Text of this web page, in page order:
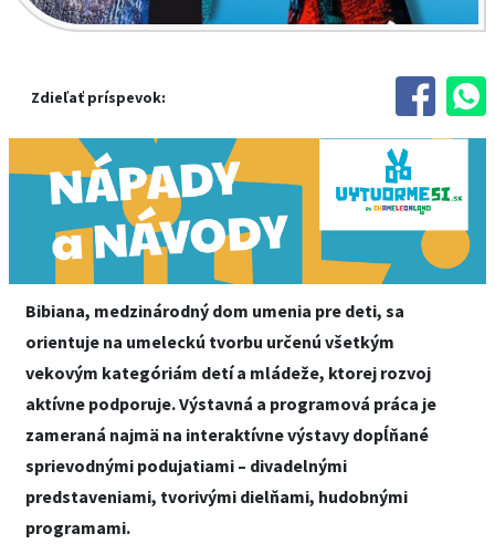
Zdieľať príspevok:
Bibiana, medzinárodný dom umenia pre deti, sa
orientuje na umeleckú tvorbu určenú všetkým
vekovým kategóriám detí a mládeže, ktorej rozvoj
aktívne podporuje. Výstavná a programová práca je
zameraná najmä na interaktívne výstavy dopĺňané
sprievodnými podujatiami – divadelnými
predstaveniami, tvorivými dielňami, hudobnými
programami.